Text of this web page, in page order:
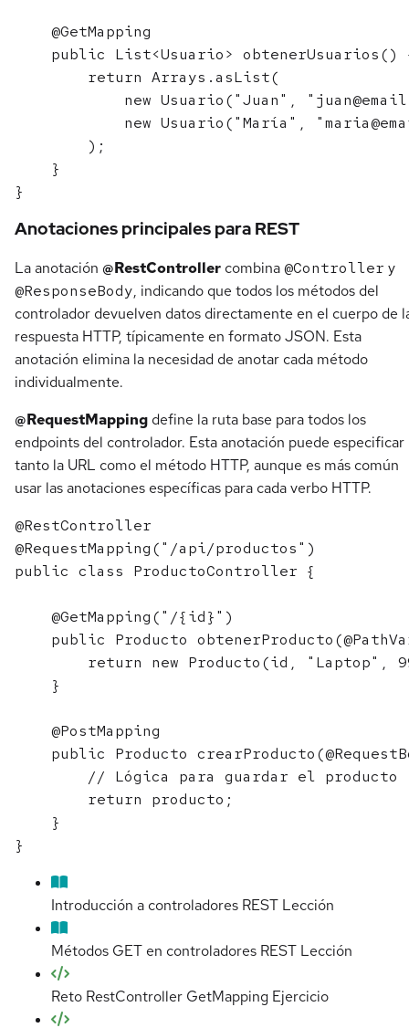
    @GetMapping
public List<Usuario> obtenerUsuarios()
        return Arrays.asList(
new Usuario("Juan",
new Usuario("María",
        );
    }
Anotaciones principales para REST
La anotación @RestController combina@Controller y
@ResponseBody, indicando que todos los métodos del
controlador devuelven datos directamente en el cuerpo de
respuesta HTTP, típicamente en formato JSON. Esta
anotación elimina la necesidad de anotar cada método
individualmente.
@RequestMapping define la ruta base para todos los
endpoints del controlador. Esta anotación puede especificar
tanto la URL como el método HTTP, aunque es más común
usar las anotaciones específicas para cada verbo HTTP.
@RestController
@RequestMapping("/api/productos")
public class ProductoController {
    @GetMapping("/{id}")
public Producto
return new Producto(id, "Laptop",
    }
    @PostMapping
public Producto
        // Lógica para guardar el producto
        return producto;
    }
Introducción a controladores REST Lección
Métodos GET en controladores REST Lección
Reto RestController GetMapping Ejercicio